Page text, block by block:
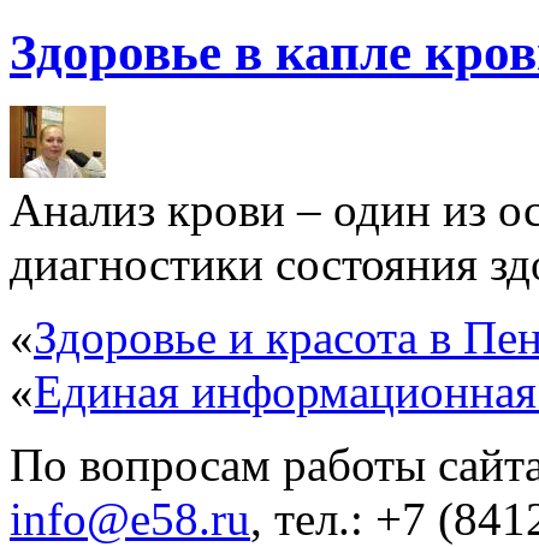
Здоровье в капле
Анализ крови – один из
диагностики состояния
«Здоровье и красота в
«Единая
По вопросам работы
info@e58.ru, тел.: +7